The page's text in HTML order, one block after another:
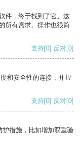
件，终于找到了它。这
所有需求。操作也很简
支持[0] 反对[0]
和安全性的连接，并帮
支持[0] 反对[0]
护措施，比如增加双重验